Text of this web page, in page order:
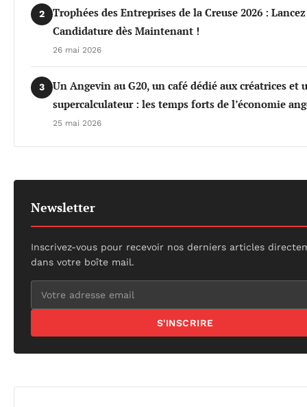
2
Trophées des Entreprises de la Creuse 2026 :
Candidature dès Maintenant !
26 mai 2026
3
Un Angevin au G20, un café dédié aux créatrices et
supercalculateur : les temps forts de l’économie
25 mai 2026
Newsletter
Inscrivez-vous pour recevoir nos derniers articles
dans votre boîte mail.
S'INSCRIRE